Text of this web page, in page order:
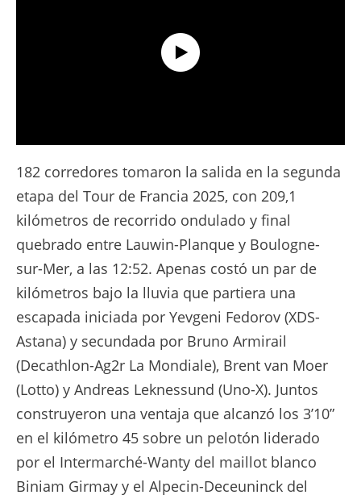
182 corredores tomaron la salida en la segunda
etapa del Tour de Francia 2025, con 209,1
kilómetros de recorrido ondulado y final
quebrado entre Lauwin-Planque y Boulogne-
sur-Mer, a las 12:52. Apenas costó un par de
kilómetros bajo la lluvia que partiera una
escapada iniciada por Yevgeni Fedorov (XDS-
Astana) y secundada por Bruno Armirail
(Decathlon-Ag2r La Mondiale), Brent van Moer
(Lotto) y Andreas Leknessund (Uno-X). Juntos
construyeron una ventaja que alcanzó los 3’10”
en el kilómetro 45 sobre un pelotón liderado
por el Intermarché-Wanty del maillot blanco
Biniam Girmay y el Alpecin-Deceuninck del